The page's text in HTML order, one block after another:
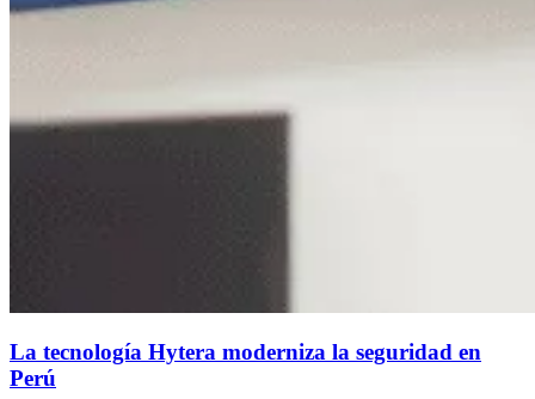
La tecnología Hytera moderniza la seguridad en
Perú